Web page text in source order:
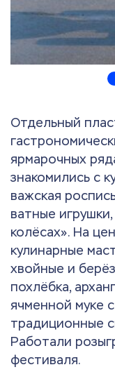
Отдельный
ярмарочных
знакомились с
важская
ватные
колёсах». На
кулинарные
хвойные и
похлёбка,
ячменной муке
традиционные
Работали
фестиваля.